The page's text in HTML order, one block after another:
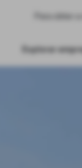
Para obter
Explorar